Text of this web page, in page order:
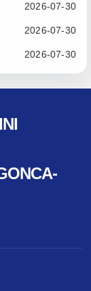
2026-07-30
2026-07-30
2026-07-30